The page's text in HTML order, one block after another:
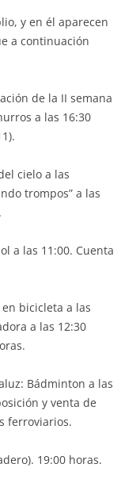
y en él aparecen
a continuación
de la II semana
a las 16:30
cielo a las
trompos” a las
a las 11:00. Cuenta
en bicicleta a las
a las 12:30
Bádminton a las
y venta de
ferroviarios.
19:00 horas.